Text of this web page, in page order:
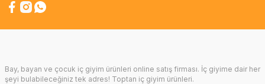
Bay, bayan ve çocuk iç giyim ürünleri online satış firması. İç giyime dair her
şeyi bulabileceğiniz tek adres! Toptan iç giyim ürünleri.